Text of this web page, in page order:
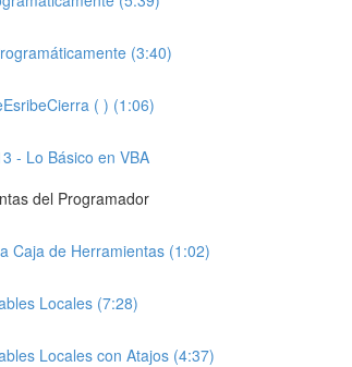
(3:40)
( ) (1:06)
- Lo Básico en VBA
del Programador
Caja de Herramientas (1:02)
Locales (7:28)
Locales con Atajos (4:37)